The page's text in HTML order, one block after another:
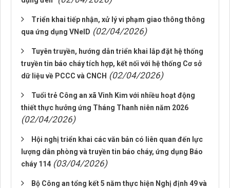
Triển khai tiếp nhận, xử lý vi phạm giao thông thông
qua ứng dụng VNeID (02/04/2026)
Tuyên truyền, hướng dẫn triển khai lắp đặt hệ thống
truyền tin báo cháy tích hợp, kết nối với hệ thống Cơ sở
dữ liệu về PCCC và CNCH (02/04/2026)
Tuổi trẻ Công an xã Vinh Kim với nhiều hoạt động
thiết thực hưởng ứng Tháng Thanh niên năm 2026
(02/04/2026)
Hội nghị triển khai các văn bản có liên quan đến lực
lượng dân phòng và truyền tin báo cháy, ứng dụng Báo
cháy 114 (03/04/2026)
Bộ Công an tổng kết 5 năm thực hiện Nghị định 49 và